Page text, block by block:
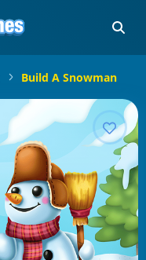
Build A Snowman